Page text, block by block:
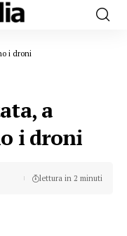
i droni
a
i droni
lettura in 2 minuti